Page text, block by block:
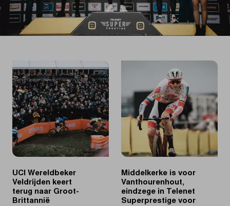
UCI Wereldbeker
Veldrijden keert
terug naar Groot-
Brittannië
Middelkerke is voor
Vanthourenhout,
eindzege in Telenet
Superprestige voor